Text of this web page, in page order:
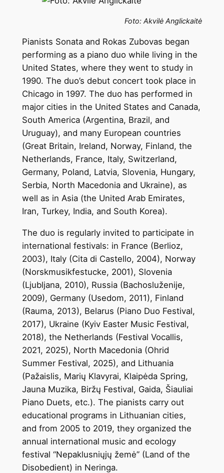
Foto: Akvilė Anglickaitė
Pianists Sonata and Rokas Zubovas began
performing as a piano duo while living in the
United States, where they went to study in
1990. The duo’s debut concert took place in
Chicago in 1997. The duo has performed in
major cities in the United States and Canada,
South America (Argentina, Brazil, and
Uruguay), and many European countries
(Great Britain, Ireland, Norway, Finland, the
Netherlands, France, Italy, Switzerland,
Germany, Poland, Latvia, Slovenia, Hungary,
Serbia, North Macedonia and Ukraine), as
well as in Asia (the United Arab Emirates,
Iran, Turkey, India, and South Korea).
The duo is regularly invited to participate in
international festivals: in France (Berlioz,
2003), Italy (Cita di Castello, 2004), Norway
(Norskmusikfestucke, 2001), Slovenia
(Ljubljana, 2010), Russia (Bachosluženije,
2009), Germany (Usedom, 2011), Finland
(Rauma, 2013), Belarus (Piano Duo Festival,
2017), Ukraine (Kyiv Easter Music Festival,
2018), the Netherlands (Festival Vocallis,
2021, 2025), North Macedonia (Ohrid
Summer Festival, 2025), and Lithuania
(Pažaislis, Marių Klavyrai, Klaipėda Spring,
Jauna Muzika, Biržų Festival, Gaida, Šiauliai
Piano Duets, etc.). The pianists carry out
educational programs in Lithuanian cities,
and from 2005 to 2019, they organized the
annual international music and ecology
festival “Nepaklusniųjų žemė” (Land of the
Disobedient) in Neringa.